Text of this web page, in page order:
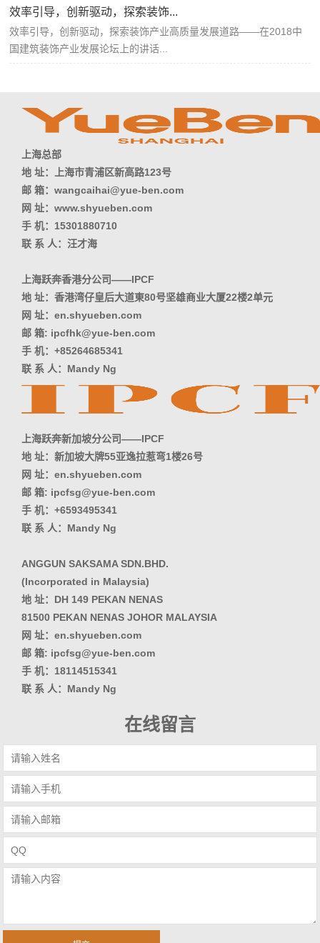
效率引导，创新驱动，探索装饰...
效率引导，创新驱动，探索装饰产业高质量发展道路——在2018中
国建筑装饰产业发展论坛上的讲话...
上海总部
地 址：上海市青浦区新高路123号
邮 箱：wangcaihai@yue-ben.com
网 址：www.shyueben.com
手 机：15301880710
联 系 人：汪才海
上海跃奔香港分公司——IPCF
地 址：香港湾仔皇后大道東80号坚雄商业大厦22楼2单元
网 址：en.shyueben.com
邮 箱: ipcfhk@yue-ben.com
手 机：+85264685341
联 系 人：Mandy Ng
上海跃奔新加坡分公司——IPCF
地 址：新加坡大牌55亚逸拉惹弯1楼26号
网 址：en.shyueben.com
邮 箱: ipcfsg@yue-ben.com
手 机：+6593495341
联 系 人：Mandy Ng
ANGGUN SAKSAMA SDN.BHD.
(Incorporated in Malaysia)
地 址：DH 149 PEKAN NENAS
81500 PEKAN NENAS JOHOR MALAYSIA
网 址：en.shyueben.com
邮 箱: ipcfsg@yue-ben.com
手 机：18114515341
联 系 人：Mandy Ng
在线留言